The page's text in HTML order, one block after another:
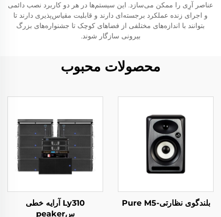
عناصر آرِی را ممکن می‌سازد. این سیستم‌ها در هر دو کاربرد نصب دائمی
و اجرای زنده عملکرد برجسته‌ای دارند و قابلیت مقیاس‌پذیری دارند تا
بتوانند با اندازه‌های مختلفی از فضاهای کوچک تا جشنواره‌های بزرگ
بیرونی سازگار شوند.
محصولات محبوب
بلندگوی نظارتی-Pure M5
Ly310 آرایه خطی
سpeaker